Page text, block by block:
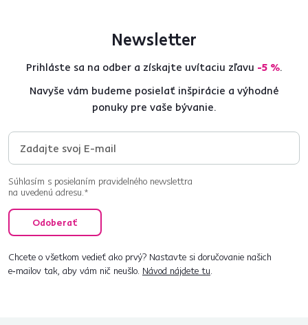
Newsletter
Prihláste sa na odber a získajte uvítaciu zľavu -5 %.
Navyše vám budeme posielať inšpirácie a výhodné
ponuky pre vaše bývanie.
Súhlasím s posielaním pravidelného newslettra
na uvedenú adresu.*
Odoberať
Chcete o všetkom vedieť ako prvý? Nastavte si doručovanie našich
e‑mailov tak, aby vám nič neušlo. Návod nájdete tu.